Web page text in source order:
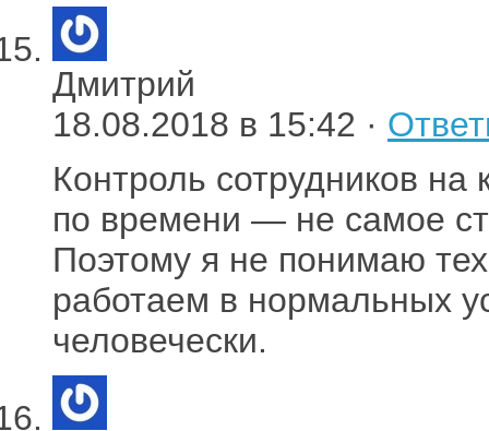
Дмитрий
18.08.2018 в 15:42 ·
Контроль сотрудников на
по времени — не самое
Поэтому я не понимаю
работаем в нормальных
человечески.